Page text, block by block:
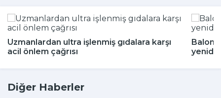
Uzmanlardan ultra işlenmiş gıdalara karşı
acil önlem çağrısı
Balon
Diğer Haberler